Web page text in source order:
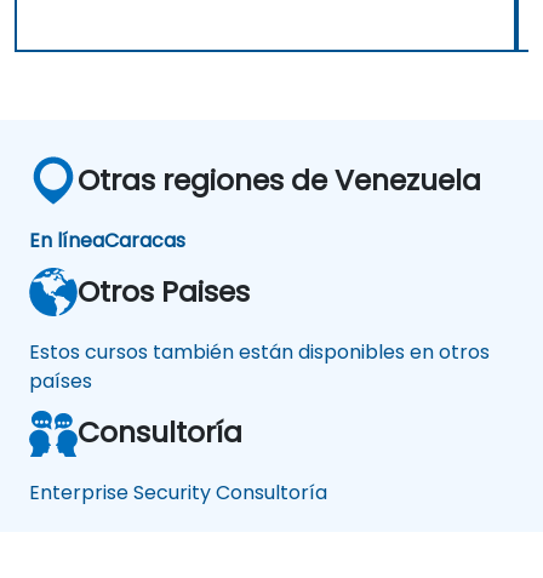
Otras regiones de Venezuela
En líneaCaracas
Otros Paises
Estos cursos también están disponibles en otros
países
Consultoría
Enterprise Security Consultoría